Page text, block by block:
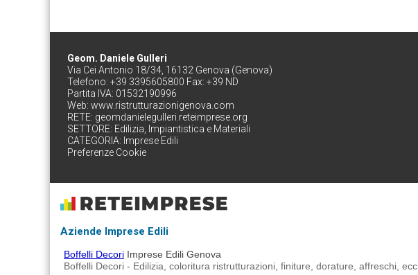
Geom. Daniele Gulleri
Via Cei Antonio 18/34, 16132 Genova (Genova)
Telefono: +39 3395605800 Fax: +39 ND
Partita IVA: 01532190996
Web: www.ristrutturazionigenova.com
RETE: geomdanielegulleri.reteimprese.org
SETTORE: Edilizia, Impiantistica e Materiali
CATEGORIA: Imprese Edili
Preferenze Cookie
Aziende Imprese Edili
Boffelli Decori Imprese Edili Genova
Boffelli Decori - Edilizia, coloritura ristrutturazioni, finiture, dorature, affreschi, ecc.